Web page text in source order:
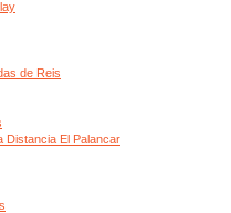
de Reis
Distancia El Palancar